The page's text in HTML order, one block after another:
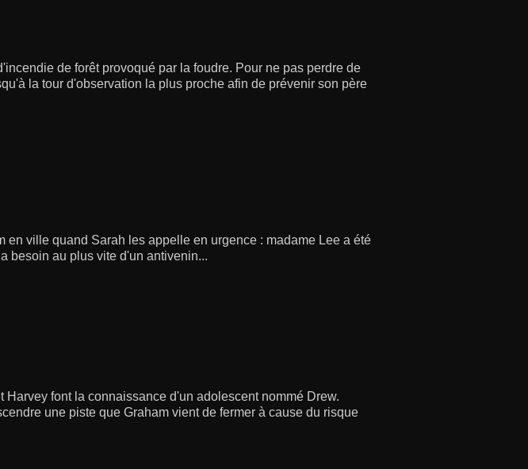
de forêt provoqué par la foudre. Pour ne pas perdre de
la tour d'observation la plus proche afin de prévenir son père
en ville quand Sarah les appelle en urgence : madame Lee a été
besoin au plus vite d'un antivenin...
Harvey font la connaissance d'un adolescent nommé Drew.
une piste que Graham vient de fermer à cause du risque